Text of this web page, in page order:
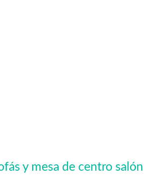
y mesa de centro salón